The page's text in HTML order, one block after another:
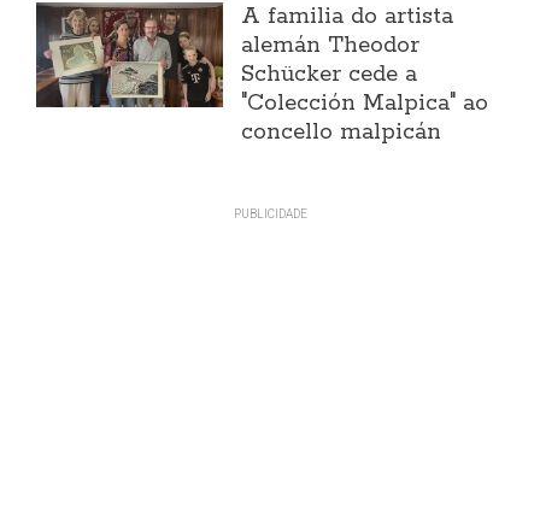
A familia do artista
alemán Theodor
Schücker cede a
"Colección Malpica" ao
concello malpicán